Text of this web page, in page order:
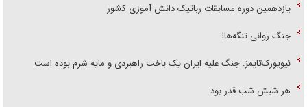
یازدهمین دوره مسابقات رباتیک دانش آموزی کشور
جنگ روانی تنگه‌ها!
نیویورک‌تایمز: جنگ علیه ایران یک باخت راهبردی و مایه شرم بوده است
هر شبش شب قدر بود